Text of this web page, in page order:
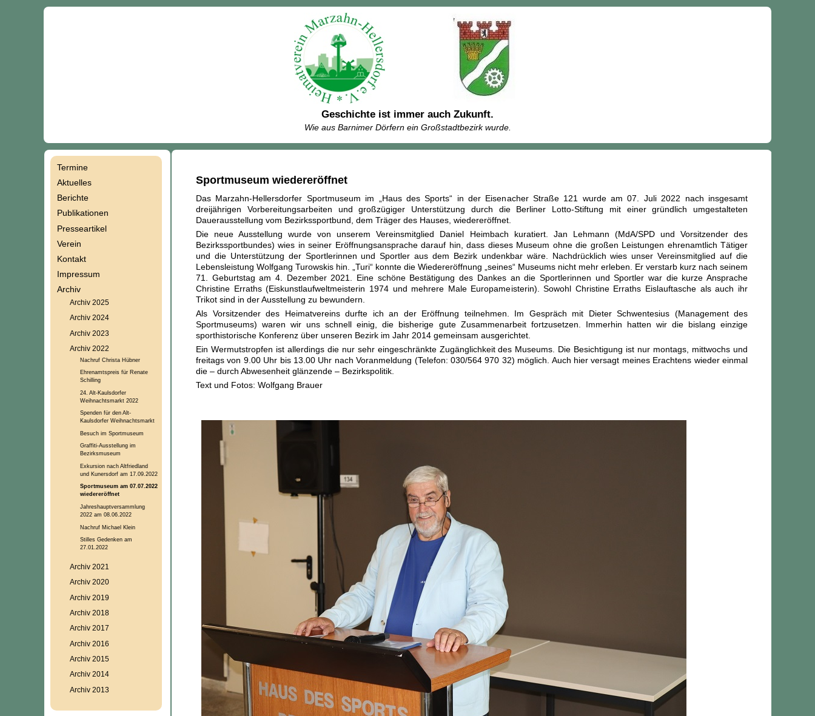
Geschichte ist immer auch Zukunft.
Wie aus Barnimer Dörfern ein Großstadtbezirk wurde.
Sportmuseum wiedereröffnet
Das Marzahn-Hellersdorfer Sportmuseum im „Haus des Sports“ in der Eisenacher Straße 121 wurde am 07. Juli 2022 nach insgesamt
dreijährigen Vorbereitungsarbeiten und großzügiger Unterstützung durch die Berliner Lotto-Stiftung mit einer gründlich umgestalteten
Dauerausstellung vom Bezirkssportbund, dem Träger des Hauses, wiedereröffnet.
Die neue Ausstellung wurde von unserem Vereinsmitglied Daniel Heimbach kuratiert. Jan Lehmann (MdA/SPD und Vorsitzender des
Bezirkssportbundes) wies in seiner Eröffnungsansprache darauf hin, dass dieses Museum ohne die großen Leistungen ehrenamtlich Tätiger
und die Unterstützung der Sportlerinnen und Sportler aus dem Bezirk undenkbar wäre. Nachdrücklich wies unser Vereinsmitglied auf die
Lebensleistung Wolfgang Turowskis hin. „Turi“ konnte die Wiedereröffnung „seines“ Museums nicht mehr erleben. Er verstarb kurz nach seinem
71. Geburtstag am 4. Dezember 2021. Eine schöne Bestätigung des Dankes an die Sportlerinnen und Sportler war die kurze Ansprache
Christine Erraths (Eiskunstlaufweltmeisterin 1974 und mehrere Male Europameisterin). Sowohl Christine Erraths Eislauftasche als auch ihr
Trikot sind in der Ausstellung zu bewundern.
Als Vorsitzender des Heimatvereins durfte ich an der Eröffnung teilnehmen. Im Gespräch mit Dieter Schwentesius (Management des
Sportmuseums) waren wir uns schnell einig, die bisherige gute Zusammenarbeit fortzusetzen. Immerhin hatten wir die bislang einzige
sporthistorische Konferenz über unseren Bezirk im Jahr 2014 gemeinsam ausgerichtet.
Ein Wermutstropfen ist allerdings die nur sehr eingeschränkte Zugänglichkeit des Museums. Die Besichtigung ist nur montags, mittwochs und
freitags von 9.00 Uhr bis 13.00 Uhr nach Voranmeldung (Telefon: 030/564 970 32) möglich. Auch hier versagt meines Erachtens wieder einmal
die – durch Abwesenheit glänzende – Bezirkspolitik.
Text und Fotos: Wolfgang Brauer
Termine
Aktuelles
Berichte
Publikationen
Presseartikel
Verein
Kontakt
Impressum
Archiv
Archiv 2025
Archiv 2024
Archiv 2023
Archiv 2022
Nachruf Christa Hübner
Ehrenamtspreis für Renate
Schilling
24. Alt-Kaulsdorfer
Weihnachtsmarkt 2022
Spenden für den Alt-
Kaulsdorfer Weihnachtsmarkt
Besuch im Sportmuseum
Graffiti-Ausstellung im
Bezirksmuseum
Exkursion nach Altfriedland
und Kunersdorf am 17.09.2022
Sportmuseum am 07.07.2022
wiedereröffnet
Jahreshauptversammlung
2022 am 08.06.2022
Nachruf Michael Klein
Stilles Gedenken am
27.01.2022
Archiv 2021
Archiv 2020
Archiv 2019
Archiv 2018
Archiv 2017
Archiv 2016
Archiv 2015
Archiv 2014
Archiv 2013